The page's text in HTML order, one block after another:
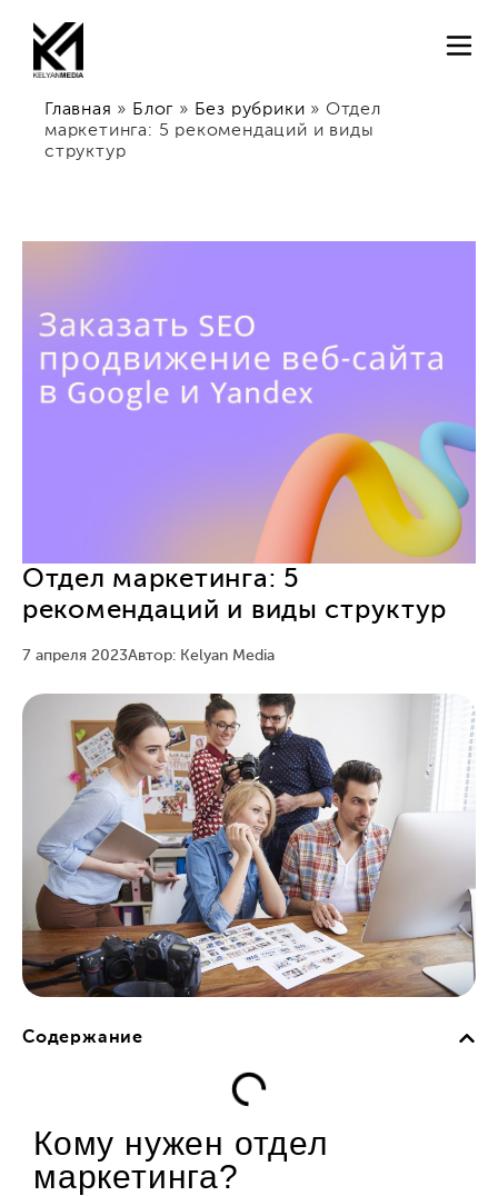
Главная » Блог » Без рубрики » Отдел
маркетинга: 5 рекомендаций и виды
структур
Отдел маркетинга: 5
рекомендаций и виды структур
7 апреля 2023Автор: Kelyan Media
Содержание
Кому нужен отдел
маркетинга?